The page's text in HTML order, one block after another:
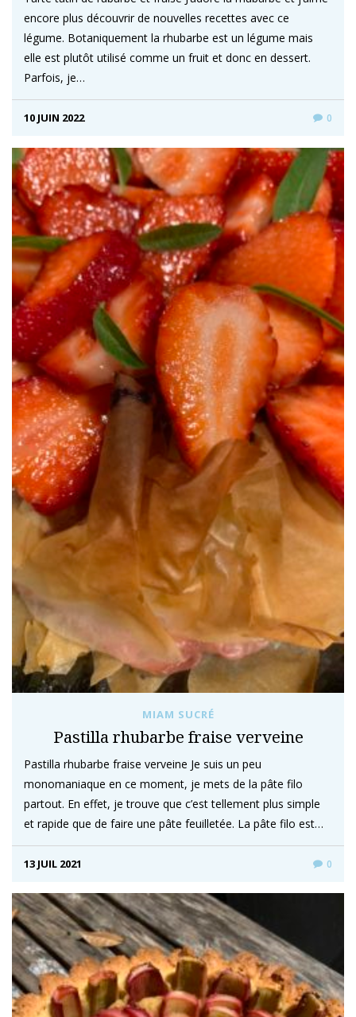
encore plus découvrir de nouvelles recettes avec ce
légume. Botaniquement la rhubarbe est un légume mais
elle est plutôt utilisé comme un fruit et donc en dessert.
Parfois, je…
10 JUIN 2022 0
MIAM SUCRÉ
Pastilla rhubarbe fraise verveine
Pastilla rhubarbe fraise verveine Je suis un peu
monomaniaque en ce moment, je mets de la pâte filo
partout. En effet, je trouve que c’est tellement plus simple
et rapide que de faire une pâte feuilletée. La pâte filo est…
13 JUIL 2021 0